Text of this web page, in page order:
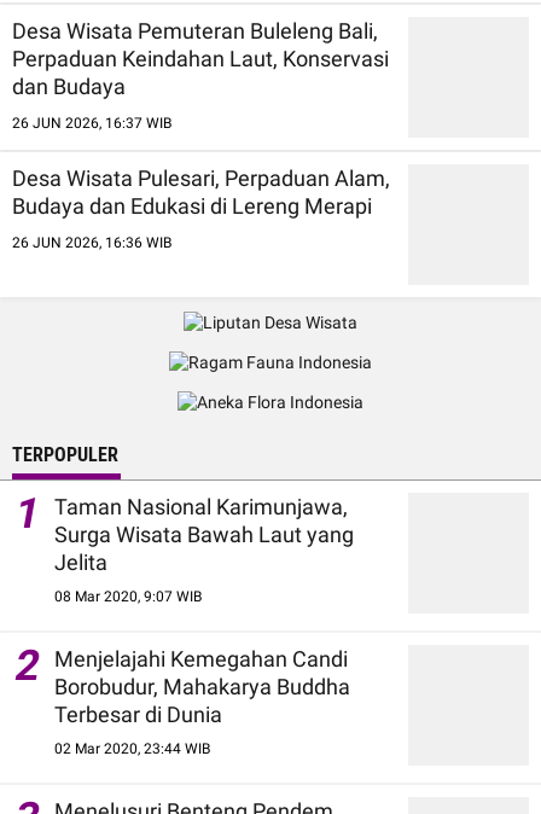
Desa Wisata Pemuteran Buleleng Bali,
Perpaduan Keindahan Laut, Konservasi
dan Budaya
26 JUN 2026, 16:37 WIB
Desa Wisata Pulesari, Perpaduan Alam,
Budaya dan Edukasi di Lereng Merapi
26 JUN 2026, 16:36 WIB
TERPOPULER
1
Taman Nasional Karimunjawa,
Surga Wisata Bawah Laut yang
Jelita
08 Mar 2020, 9:07 WIB
2
Menjelajahi Kemegahan Candi
Borobudur, Mahakarya Buddha
Terbesar di Dunia
02 Mar 2020, 23:44 WIB